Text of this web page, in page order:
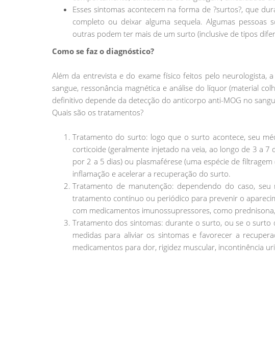
Esses sintomas acontecem na forma de ?surtos?, que
completo ou deixar alguma sequela. Algumas
outras podem ter mais de um surto (inclusive de tipos
Como se faz o diagnóstico?
Além da entrevista e do exame físico feitos pelo neurologista,
sangue, ressonância magnética e análise do líquor (material
definitivo depende da detecção do anticorpo anti-MOG no
Quais são os tratamentos?
Tratamento do surto: logo que o surto acontece, seu
corticoide (geralmente injetado na veia, ao longo de 3 a 7
por 2 a 5 dias) ou plasmaférese (uma espécie de
inflamação e acelerar a recuperação do surto.
Tratamento de manutenção: dependendo do caso,
tratamento contínuo ou periódico para prevenir o
com medicamentos imunossupressores, como
Tratamento dos sintomas: durante o surto, ou se o surto
medidas para aliviar os sintomas e favorecer a
medicamentos para dor, rigidez muscular, incontinência